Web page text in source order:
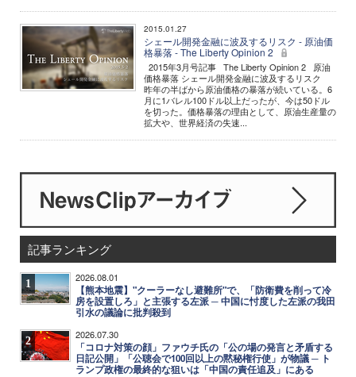
2015.01.27
シェール開発金融に波及するリスク - 原油価
格暴落 - The Liberty Opinion 2
2015年3月号記事 The Liberty Opinion 2 原油
価格暴落 シェール開発金融に波及するリスク
昨年の半ばから原油価格の暴落が続いている。6
月に1バレル100ドル以上だったが、今は50ドル
を切った。価格暴落の理由として、原油生産量の
拡大や、世界経済の失速...
記事ランキング
1 2026.08.01
【熊本地震】"クーラーなし避難所"で、「防衛費を削って冷
房を設置しろ」と主張する左派 ─ 中国に忖度した左派の我田
引水の議論に批判殺到
2 2026.07.30
「コロナ対策の顔」ファウチ氏の「公の場の発言と矛盾する
日記公開」「公聴会で100回以上の黙秘権行使」が物議 ─ ト
ランプ政権の最終的な狙いは「中国の責任追及」にある